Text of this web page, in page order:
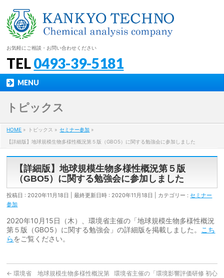
お気軽にご相談・お問い合わせください
TEL0493-39-5181
MENU
トピックス
HOME » トピックス » セミナー参加 »
【詳細版】地球規模生物多様性概況第５版（GBO5）に関する勉強会に参加しました
【詳細版】地球規模生物多様性概況第５版
（GBO5）に関する勉強会に参加しました
投稿日 : 2020年11月18日 最終更新日時 : 2020年11月18日 カテゴリー :セミナー
参加
2020年10月15日（木）、環境省主催の「地球規模生物多様性概況
第５版（GBO5）に関する勉強会」の詳細版を掲載しました。 こち
らをご覧ください。
← 環境省 地球規模生物多様性概況第 環境省主催の「環境影響評価研修 初心